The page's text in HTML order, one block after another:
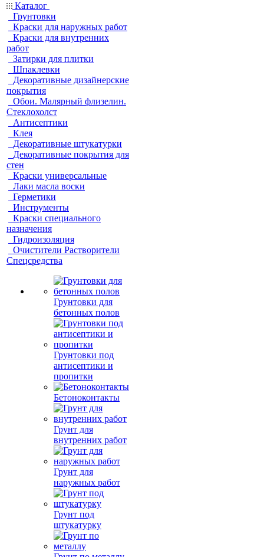
Каталог
Грунтовки
Краски для наружных работ
Краски для внутренних
работ
Затирки для плитки
Шпаклевки
Декоративные дизайнерские
покрытия
Обои. Малярный флизелин.
Стеклохолст
Антисептики
Клея
Декоративные штукатурки
Декоративные покрытия для
стен
Краски универсальные
Лаки масла воски
Герметики
Инструменты
Краски специального
назначения
Гидроизоляция
Очистители Растворители
Спецсредства
Грунтовки для
бетонных полов
Грунтовки под
антисептики и
пропитки
Бетоноконтакты
Грунт для
внутренних работ
Грунт для
наружных работ
Грунт под
штукатурку